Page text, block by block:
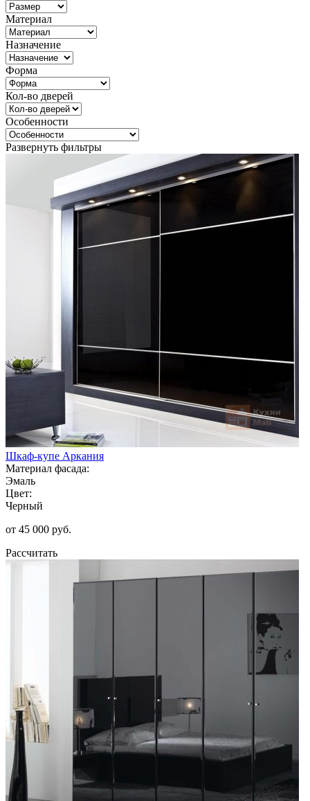
Материал
Назначение
Форма
Кол-во дверей
Особенности
Развернуть фильтры
Шкаф-купе Аркания
Материал фасада:
Эмаль
Цвет:
Черный
от 45 000 руб.
Рассчитать